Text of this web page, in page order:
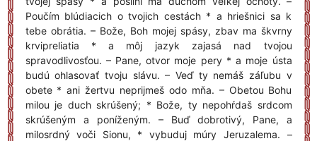
Poučím blúdiacich o tvojich cestách * a hriešnici sa k
tebe obrátia. – Bože, Boh mojej spásy, zbav ma škvrny
krvipreliatia * a môj jazyk zajasá nad tvojou
spravodlivosťou. – Pane, otvor moje pery * a moje ústa
budú ohlasovať tvoju slávu. – Veď ty nemáš záľubu v
obete * ani žertvu neprijmeš odo mňa. – Obetou Bohu
milou je duch skrúšený; * Bože, ty nepohŕdaš srdcom
skrúšeným a poníženým. – Buď dobrotivý, Pane, a
milosrdný voči Sionu, * vybuduj múry Jeruzalema. –